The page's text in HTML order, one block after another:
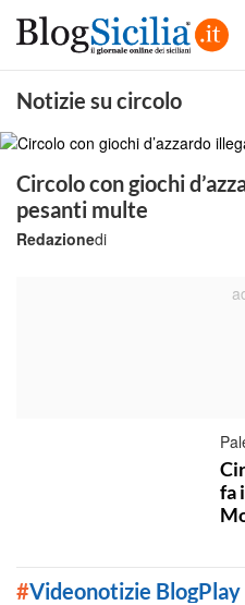
Notizie su circolo
Circolo con giochi
pesanti multe
di
Redazione
fa
#Videonotizie BlogPlay